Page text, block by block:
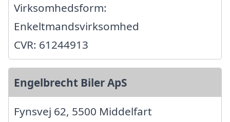
Virksomhedsform:
Enkeltmandsvirksomhed
CVR: 61244913
Engelbrecht Biler ApS
Fynsvej 62, 5500 Middelfart